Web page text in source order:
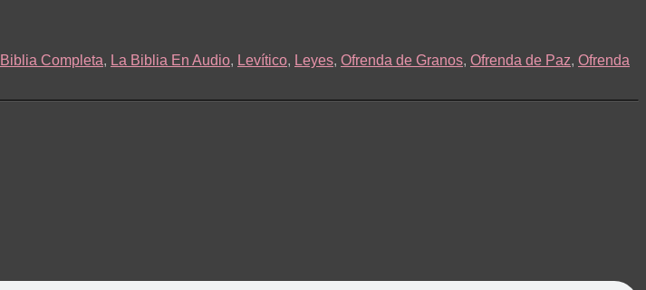
Completa, La Biblia En Audio, Levítico, Leyes, Ofrenda de Granos, Ofrenda de Paz, Ofrenda